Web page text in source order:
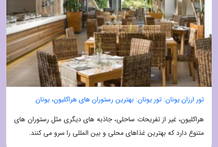
تور ارزان یونان: تور یونان: بهترین رستوران های هراکلیون، یونان
هراکلیون، غیر از تفریحات ساحلی، جاذبه های دیگری مثل رستوران های
متنوع دارد که بهترین غذاهای محلی و بین المللی را سرو می کنند.